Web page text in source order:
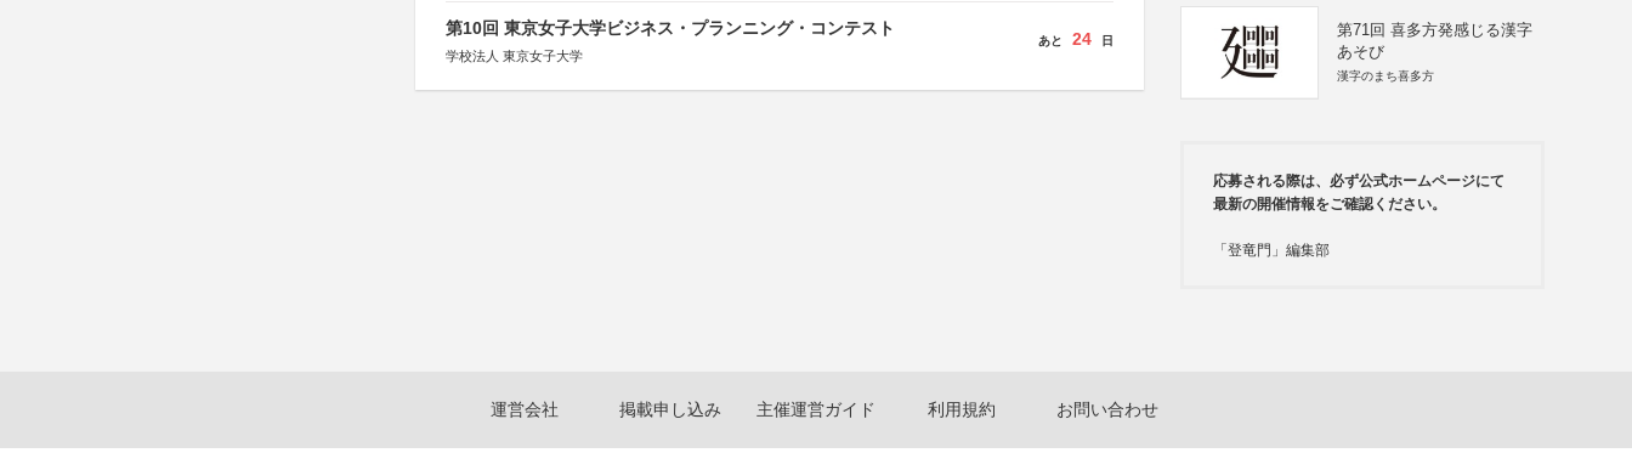
第10回 東京女子大学ビジネス・プランニング・コンテスト
学校法人 東京女子大学
あと 24 日
第71回 喜多方発感じる漢字
あそび
漢字のまち喜多方
応募される際は、必ず公式ホームページにて
最新の開催情報をご確認ください。
「登竜門」編集部
運営会社 掲載申し込み 主催運営ガイド 利用規約 お問い合わせ